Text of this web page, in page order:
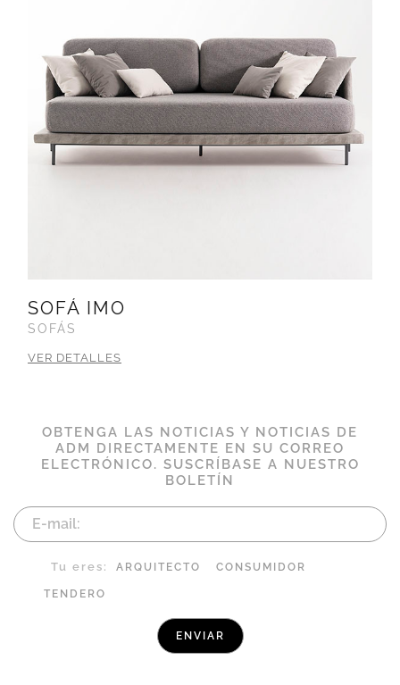
SOFÁ IMO
SOFÁS
VER DETALLES
OBTENGA LAS NOTICIAS Y NOTICIAS DE
ADM DIRECTAMENTE EN SU CORREO
ELECTRÓNICO. SUSCRÍBASE A NUESTRO
BOLETÍN
Tu eres: ARQUITECTO CONSUMIDOR
TENDERO